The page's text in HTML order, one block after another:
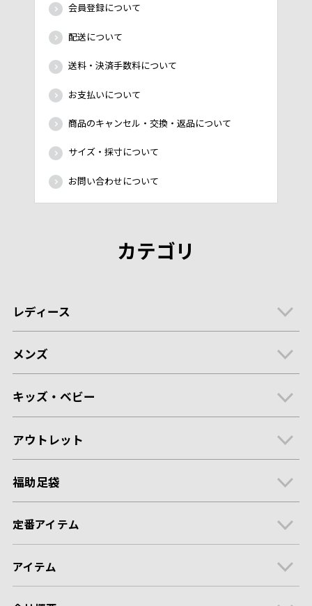
会員登録について
配送について
送料・決済手数料について
お支払いについて
商品のキャンセル・交換・返品について
サイズ・採寸について
お問い合わせについて
カテゴリ
レディース
メンズ
キッズ・ベビー
アウトレット
福助足袋
定番アイテム
アイテム